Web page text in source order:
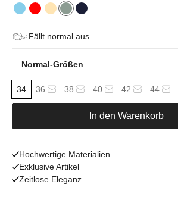
Fällt normal aus
Normal-Größen
34 36 38 40 42 44
In den Warenkorb
Hochwertige Materialien
Exklusive Artikel
Zeitlose Eleganz